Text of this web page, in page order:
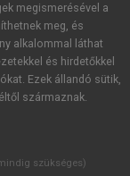
tudomásul
megismerésével a
meg, és
alkalommal láthat
és hirdetőkkel
Ezek állandó sütik,
származnak.
szükséges)